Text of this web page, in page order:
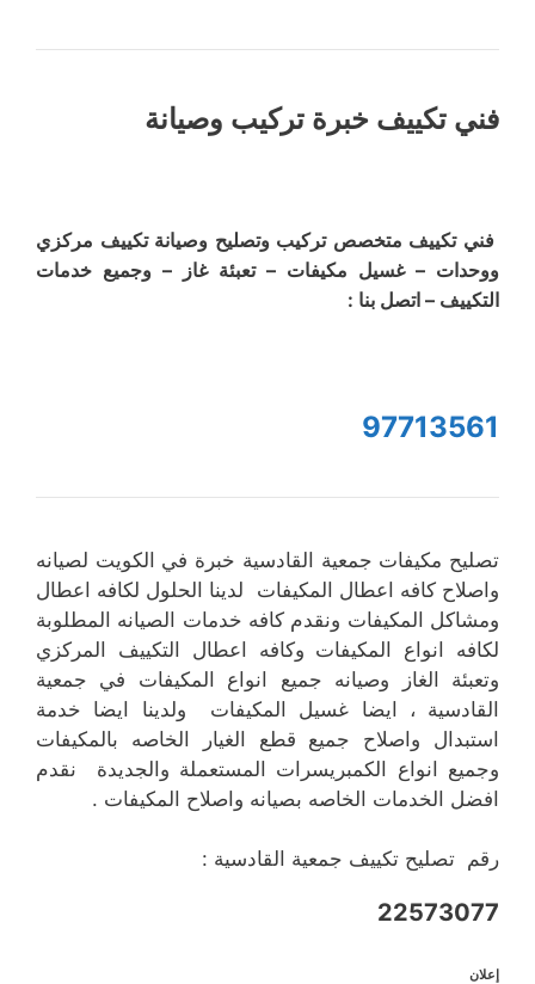
فني تكييف خبرة تركيب وصيانة
فني تكييف متخصص تركيب وتصليح وصيانة تكييف مركزي
ووحدات – غسيل مكيفات – تعبئة غاز – وجميع خدمات
التكييف – اتصل بنا :
97713561
تصليح مكيفات جمعية القادسية خبرة في الكويت لصيانه
واصلاح كافه اعطال المكيفات لدينا الحلول لكافه اعطال
ومشاكل المكيفات ونقدم كافه خدمات الصيانه المطلوبة
لكافه انواع المكيفات وكافه اعطال التكييف المركزي
وتعبئة الغاز وصيانه جميع انواع المكيفات في جمعية
القادسية ، ايضا غسيل المكيفات ولدينا ايضا خدمة
استبدال واصلاح جميع قطع الغيار الخاصه بالمكيفات
وجميع انواع الكمبريسرات المستعملة والجديدة نقدم
افضل الخدمات الخاصه بصيانه واصلاح المكيفات .
رقم تصليح تكييف جمعية القادسية :
22573077
إعلان